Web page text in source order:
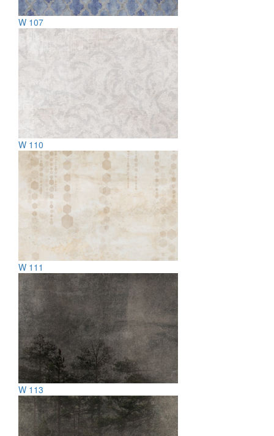
W 107
W 110
W 111
W 113